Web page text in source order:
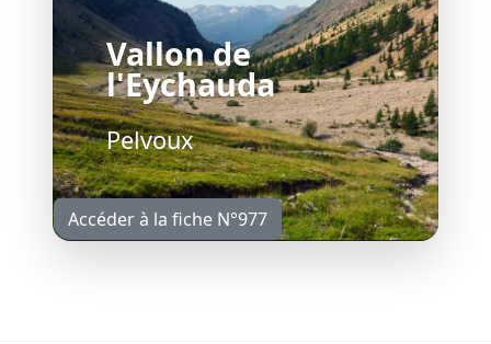
Vallon de
l'Eychauda
Pelvoux
Accéder à la fiche N°977